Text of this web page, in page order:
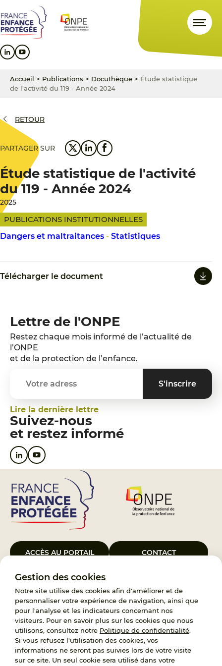
Gestion des cookies
Notre site utilise des cookies afin d'améliorer et de
personnaliser votre expérience de navigation, ainsi que
pour l'analyse et les indicateurs concernant nos
visiteurs. Pour en savoir plus sur les cookies que nous
utilisons, consultez notre Politique de confidentialité.
Si vous refusez l'utilisation des cookies, vos
informations ne seront pas suivies lors de votre visite
sur ce site. Un seul cookie sera utilisé dans votre
au
contenu
principal
au
menu
principal
au
pied
de
Accueil > Publications > Docuthèque > Étude statistique
de l'activité du 119 - Année 2024
RETOUR
PARTAGER SUR
Étude statistique de l'activité
du 119 - Année 2024
2025
PUBLICATIONS INSTITUTIONNELLES
Dangers et maltraitances - Statistiques
Télécharger le document
Lettre de l'ONPE
Restez chaque mois informé de l’actualité de
l’ONPE
et de la protection de l’enfance.
Lire la dernière lettre
Suivez-nous
et restez informé
ACCÈS AU PORTAIL CONTACT
Le Groupement d’Intérêt Public France Enfance Protégée, créé le 5
janvier 2023, a pour objet d’assurer les missions de service public du
119, d’accompagnement des adoptants et de traitement des
demandes d’accès aux origines personnelles. France Enfance
Protégée est également un observatoire et une ressource pour
l’ensemble des professionnels, ainsi qu’un appui à l’élaboration de la
politique publique à travers le soutien à l’activité des conseils
nationaux.